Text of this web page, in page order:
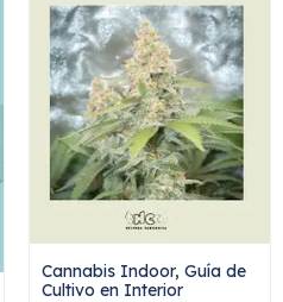
Cannabis Indoor, Guía de
Cultivo en Interior